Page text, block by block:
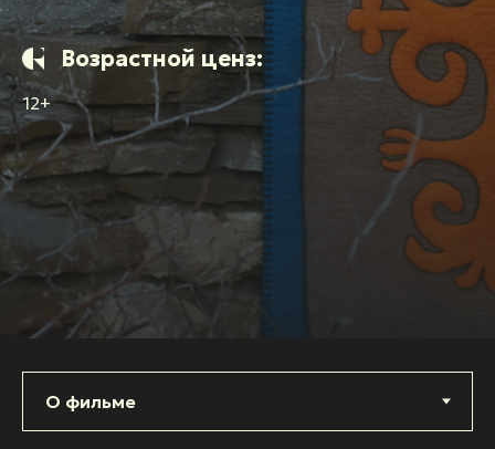
Возрастной ценз:
12+